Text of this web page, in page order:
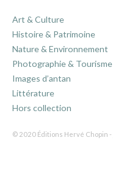
Art & Culture
Histoire & Patrimoine
Nature & Environnement
Photographie & Tourisme
Images d’antan
Littérature
Hors collection
© 2020 Éditions Hervé Chopin -